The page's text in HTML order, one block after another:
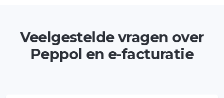
Veelgestelde vragen over
Peppol en e-facturatie